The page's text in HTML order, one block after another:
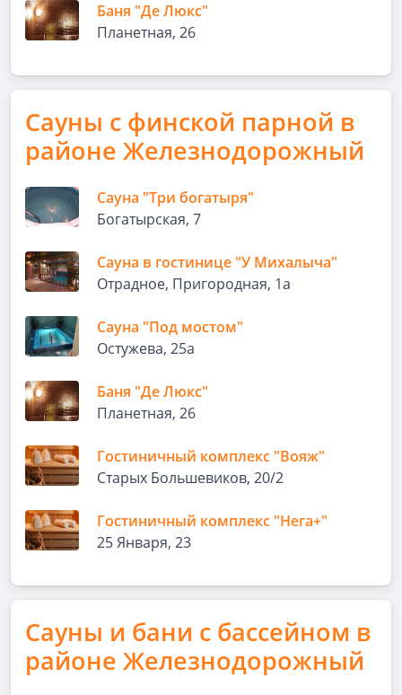
Баня "Де Люкс"
Планетная, 26
Сауны с финской парной в
районе Железнодорожный
Сауна "Три богатыря"
Богатырская, 7
Сауна в гостинице "У Михалыча"
Отрадное, Пригородная, 1а
Сауна "Под мостом"
Остужева, 25а
Баня "Де Люкс"
Планетная, 26
Гостиничный комплекс "Вояж"
Старых Большевиков, 20/2
Гостиничный комплекс "Нега+"
25 Января, 23
Сауны и бани с бассейном в
районе Железнодорожный